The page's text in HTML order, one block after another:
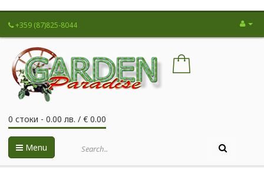
+359 (87)825-8044
0 стоки - 0.00 лв. / € 0.00
Menu